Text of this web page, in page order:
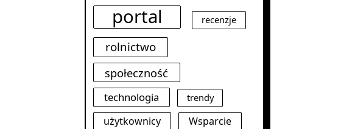
portal recenzje
rolnictwo
społeczność
technologia trendy
użytkownicy Wsparcie